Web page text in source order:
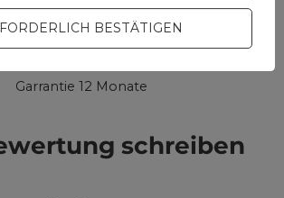
Garrantie 12 Monate
schreiben
BESTÄTIGEN